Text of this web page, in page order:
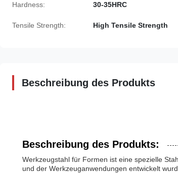
Hardness: 30-35HRC
Tensile Strength: High Tensile Strength
Beschreibung des Produkts
Beschreibung des Produkts:
Werkzeugstahl für Formen ist eine spezielle
und der Werkzeuganwendungen entwickelt